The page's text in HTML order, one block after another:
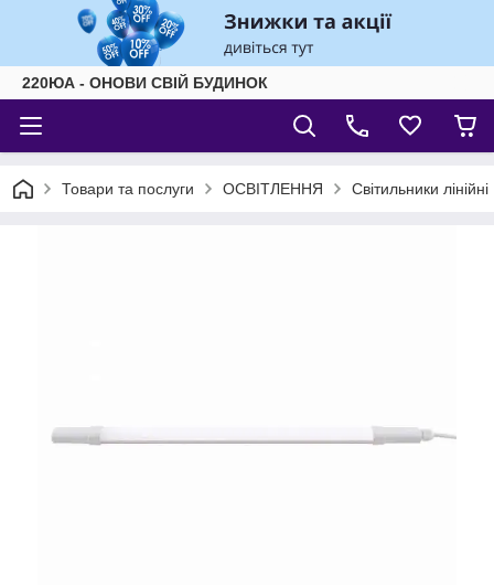
220ЮА - ОНОВИ СВІЙ БУДИНОК
Товари та послуги ОСВІТЛЕННЯ Світильники